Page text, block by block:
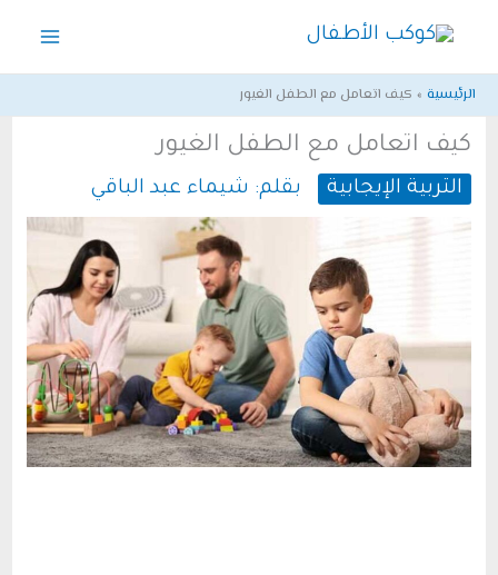
المحتوى
الرئيسية كيف اتعامل مع الطفل الغيور
كيف اتعامل مع الطفل الغيور
التربية الإيجابية بقلم: شيماء عبد الباقي